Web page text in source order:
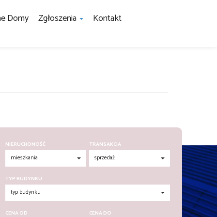
Domy Zgłoszenia Kontakt
NIERUCHOMOŚĆ TRANSAKCJA
TYP BUDYNKU
CENA OD CENA DO